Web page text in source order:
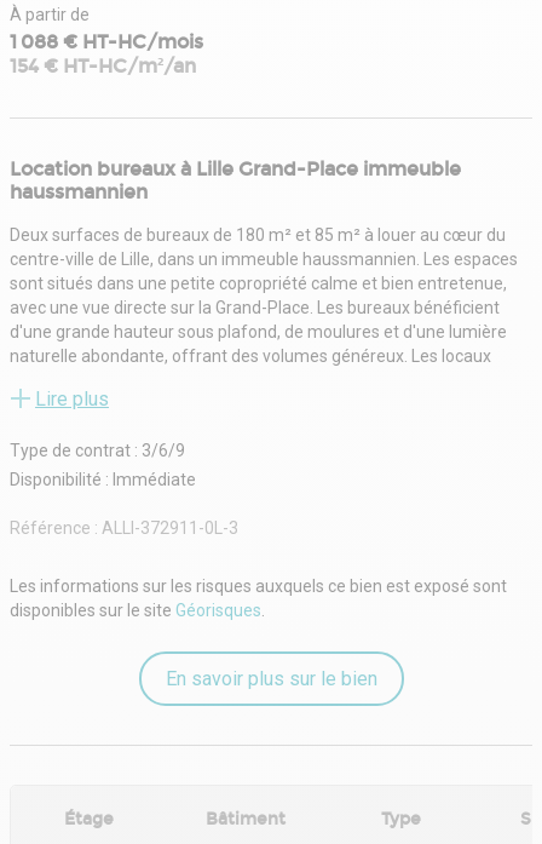
À partir de
1 088 € HT-HC/mois
154 € HT-HC/m²/an
Location bureaux à Lille Grand-Place immeuble
haussmannien
Deux surfaces de bureaux de 180 m² et 85 m² à louer au cœur du
centre-ville de Lille, dans un immeuble haussmannien. Les espaces
sont situés dans une petite copropriété calme et bien entretenue,
avec une vue directe sur la Grand-Place. Les bureaux bénéficient
d'une grande hauteur sous plafond, de moulures et d'une lumière
naturelle abondante, offrant des volumes généreux. Les locaux
des espaces cloisonnés spacieux et fonctionnels. L'environnement
transports en commun. Le confort moderne est associé au charme
de l'ancien. L'état des locaux est bon, et le bâtiment a été bien
professionnelle souhaitant s'implanter dans une adresse reconnue
Accès direct aux transports en commun
Situation en centre-ville
État des locaux bon standing
Câblage informatique
Situation/Transports :
Lire plus
Type de contrat : 3/6/9
Disponibilité : Immédiate
Référence : ALLI-372911-0L-3
Les informations sur les risques auxquels ce bien est exposé sont
disponibles sur le site Géorisques.
En savoir plus sur le bien
Étage Bâtiment Type